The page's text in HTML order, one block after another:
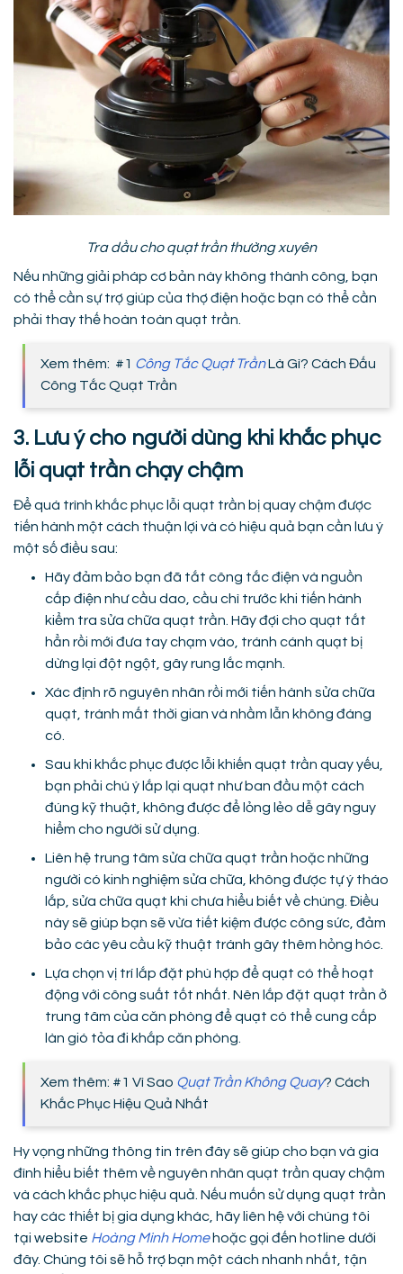
Tra dầu cho quạt trần thường xuyên
Nếu những giải pháp cơ bản này không thành công, bạn
có thể cần sự trợ giúp của thợ điện hoặc bạn có thể cần
phải thay thế hoàn toàn quạt trần.
Xem thêm: #1 Công Tắc Quạt TrầnLà Gì? Cách Đấu
Công Tắc Quạt Trần
3. Lưu ý cho người dùng khi khắc phục
lỗi quạt trần chạy chậm
Để quá trình khắc phục lỗi quạt trần bị quay chậm được
tiến hành một cách thuận lợi và có hiệu quả bạn cần lưu ý
một số điều sau:
Hãy đảm bảo bạn đã tắt công tắc điện và nguồn
cấp điện như cầu dao, cầu chì trước khi tiến hành
kiểm tra sửa chữa quạt trần. Hãy đợi cho quạt tắt
hẳn rồi mới đưa tay chạm vào, tránh cánh quạt bị
dừng lại đột ngột, gây rung lắc mạnh.
Xác định rõ nguyên nhân rồi mới tiến hành sửa chữa
quạt, tránh mất thời gian và nhầm lẫn không đáng
có.
Sau khi khắc phục được lỗi khiến quạt trần quay yếu,
bạn phải chú ý lắp lại quạt như ban đầu một cách
đúng kỹ thuật, không được để lỏng lẻo dễ gây nguy
hiểm cho người sử dụng.
Liên hệ trung tâm sửa chữa quạt trần hoặc những
người có kinh nghiệm sửa chữa, không được tự ý tháo
lắp, sửa chữa quạt khi chưa hiểu biết về chúng. Điều
này sẽ giúp bạn sẽ vừa tiết kiệm được công sức, đảm
bảo các yêu cầu kỹ thuật tránh gây thêm hỏng hóc.
Lựa chọn vị trí lắp đặt phù hợp để quạt có thể hoạt
động với công suất tốt nhất. Nên lắp đặt quạt trần ở
trung tâm của căn phòng để quạt có thể cung cấp
làn gió tỏa đi khắp căn phòng.
Xem thêm: #1 Vì Sao Quạt Trần Không Quay? Cách
Khắc Phục Hiệu Quả Nhất
Hy vọng những thông tin trên đây sẽ giúp cho bạn và gia
đình hiểu biết thêm về nguyên nhân quạt trần quay chậm
và cách khắc phục hiệu quả. Nếu muốn sử dụng quạt trần
hay các thiết bị gia dụng khác, hãy liên hệ với chúng tôi
tại website Hoàng Minh Home hoặc gọi đến hotline dưới
đây. Chúng tôi sẽ hỗ trợ bạn một cách nhanh nhất, tận